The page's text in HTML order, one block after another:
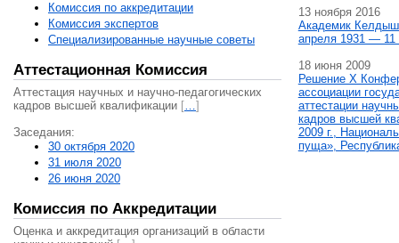
Комиссия по аккредитации
Комиссия экспертов
Специализированные научные советы
Аттестационная Комиссия
Аттестация научных и научно-педагогических
кадров высшей квалификации […]
Заседания:
30 октября 2020
31 июля 2020
26 июня 2020
Комиссия по Аккредитации
Оценка и аккредитация организаций в области
13 ноября 2016
Академик
апреля 1931 — 11
18 июня 2009
Решение X
ассоциации
аттестации
кадров высшей
2009 г.,
пуща»,